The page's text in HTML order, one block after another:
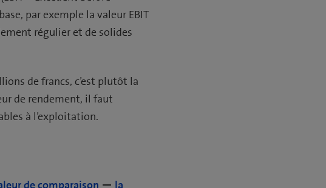
par exemple la valeur EBIT
régulier et de solides
de francs, c’est plutôt la
de rendement, il faut
à l’exploitation.
de comparaison — la